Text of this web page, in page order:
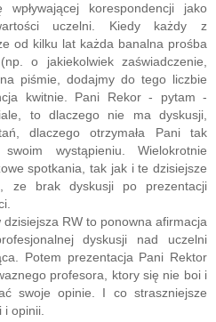
wpływającej korespondencji jako
uczelni. Kiedy każdy z
od kilku lat każda banalna prośba
o jakiekolwiek zaświadczenie,
piśmie, dodajmy do tego liczbie
kwitnie. Pani Rekor - pytam -
to dlaczego nie ma dyskusji,
dlaczego otrzymała Pani tak
wystąpieniu. Wielokrotnie
spotkania, tak jak i te dzisiejsze
ze brak dyskusji po prezentacji
RW to ponowna afirmacja
dyskusji nad uczelni
Potem prezentacja Pani Rektor
profesora, ktory się nie boi i
swoje opinie. I co straszniejsze
opinii.